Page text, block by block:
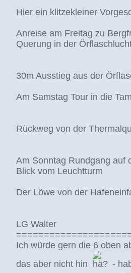
Hier ein klitzekleiner
Anreise am Freitag zu
Querung in der
30m Ausstieg aus der
Am Samstag Tour in die
Rückweg von der
Am Sonntag Rundgang auf
Blick vom Leuchtturm
Der Löwe von der
LG Walter
Ich würde gern die 6 oben
das aber nicht hin
-